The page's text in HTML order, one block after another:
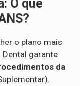
O que
o plano mais
Dental garante
da